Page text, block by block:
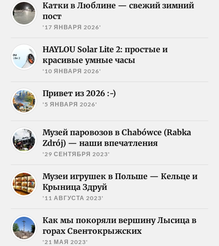
Катки в Люблине — свежий зимний
пост
'17 ЯНВАРЯ 2026'
HAYLOU Solar Lite 2: простые и
красивые умные часы
'10 ЯНВАРЯ 2026'
Привет из 2026 :-)
'5 ЯНВАРЯ 2026'
Музей паровозов в Chabówce (Rabka
Zdrój) — наши впечатления
'29 СЕНТЯБРЯ 2023'
Музеи игрушек в Польше — Кельце и
Крыница Здруй
'11 АВГУСТА 2023'
Как мы покоряли вершину Лысица в
горах Свентокрыжских
'21 МАЯ 2023'